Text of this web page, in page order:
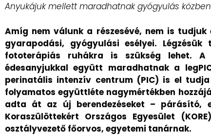
Anyukájuk mellett maradhatnak gyógyulás
Amíg nem válunk a részesévé, nem is
gyarapodási, gyógyulási esélyei.
fototerápiás ruhákra is szükség lehet. A
édesanyjukkal együtt maradhatnak a
perinatális intenzív centrum (PIC) is el
folyamatos együttléte nagymértékben
adta át az új berendezéseket – párásító,
Koraszülöttekért Országos Egyesület
osztályvezető főorvos, egyetemi tanárnak.